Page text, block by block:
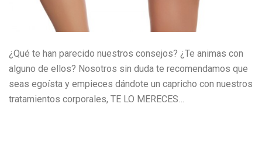
¿Qué te han parecido nuestros consejos? ¿Te animas con
alguno de ellos? Nosotros sin duda te recomendamos que
seas egoísta y empieces dándote un capricho con nuestros
tratamientos corporales, TE LO MERECES…